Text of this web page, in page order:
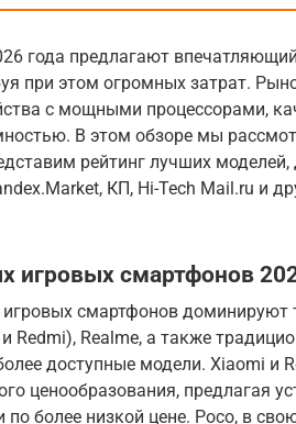
года предлагают
при этом огромных затрат.
с мощными процессорами,
В этом обзоре мы
рейтинг лучших
КП, Hi-Tech Mail.ru и
игровых смартфонов
смартфонов доминируют
Redmi), Realme, а также
доступные модели. Xiaomi и
ценообразования, предлагая
более низкой цене. Poco, в